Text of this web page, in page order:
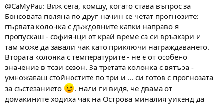
@CaMyPau: Виж сега, комшу, когато става въпрос за
Бонсовата поляна по друг начин се четат прогнозите:
първата колонка с дъждовните капки направо я
пропускаш - софиянци от край време са си връзкари и
там може да завали чак като приключи награждаването.
Втората колонка с температурите - не е от особено
значение в този сезон. За третата колонка с вятъра -
умножаваш стойностите по три и ... си готов с прогнозата
за състезанието
. Нали ги видя, че двама от
домакините ходиха чак на Острова миналия уикенд да